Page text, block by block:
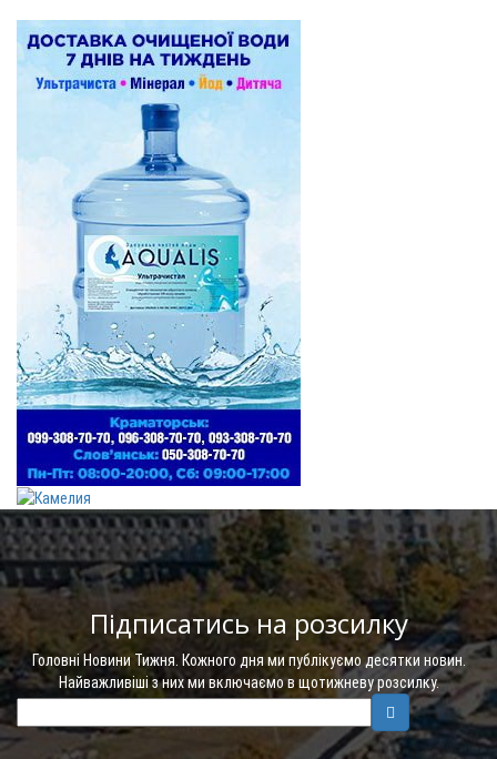
Підписатись на розсилку
Головні Новини Тижня. Кожного дня ми публікуємо десятки новин.
Найважливіші з них ми включаємо в щотижневу розсилку.